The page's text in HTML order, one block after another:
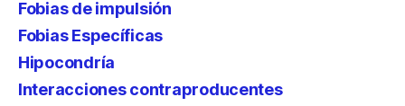
Fobias de impulsión
Fobias Específicas
Hipocondría
Interacciones contraproducentes